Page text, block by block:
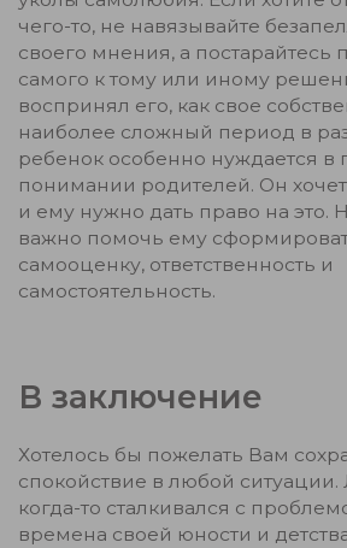
чего-то, не навязывайте
своего мнения, а постарайтесь
самого к тому или иному
воспринял его, как свое
наиболее сложный период в
ребенок особенно нуждается
понимании родителей. Он
и ему нужно дать право на это.
важно помочь ему
самооценку, ответственность и
самостоятельность.
В заключение
Хотелось бы пожелать Вам
спокойствие в любой
когда-то сталкивался с
времена своей юности и